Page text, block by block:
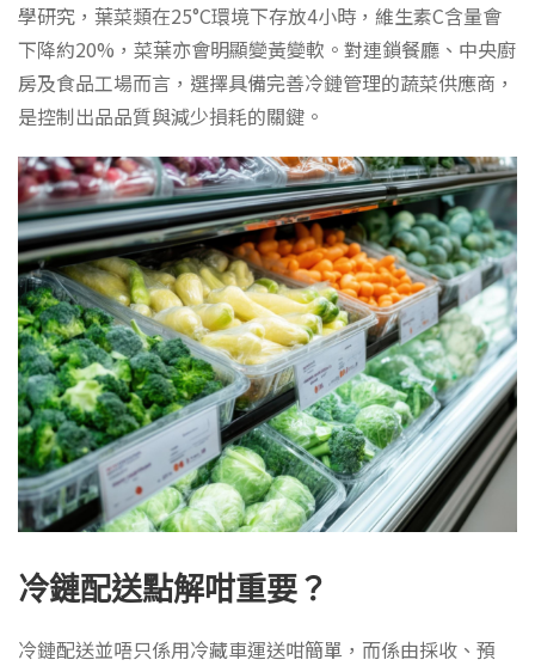
學研究，葉菜類在25°C環境下存放4小時，維生素C含量會
下降約20%，菜葉亦會明顯變黃變軟。對連鎖餐廳、中央廚
房及食品工場而言，選擇具備完善冷鏈管理的蔬菜供應商，
是控制出品品質與減少損耗的關鍵。
冷鏈配送點解咁重要？
冷鏈配送並唔只係用冷藏車運送咁簡單，而係由採收、預